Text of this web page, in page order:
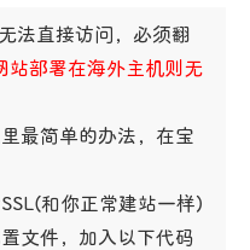
法直接访问，必须翻
站部署在海外主机则无
最简单的办法，在宝
和你正常建站一样)
文件，加入以下代码